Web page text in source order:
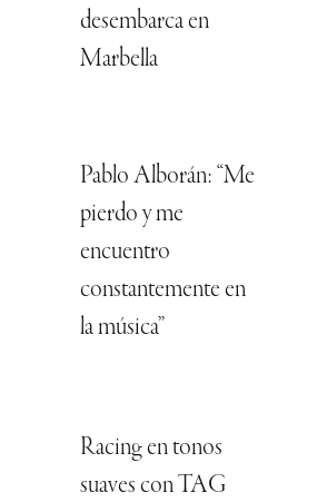
desembarca en
Marbella
Pablo Alborán: “Me
pierdo y me
encuentro
constantemente en
la música”
Racing en tonos
suaves con TAG